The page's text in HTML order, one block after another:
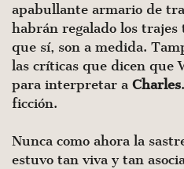
apabullante armario de
habrán regalado los
que sí, son a medida.
las críticas que dicen que
para interpretar a Charles
ficción.
Nunca como ahora la
estuvo tan viva y tan